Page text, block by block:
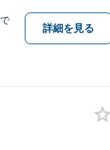
詳細を見る